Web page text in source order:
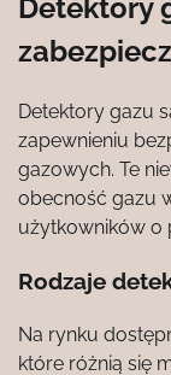
Detektory
Detektory gazu
zapewnieniu
gazowych. Te
obecność gazu
użytkowników o
Rodzaje
Na rynku
które różnią się